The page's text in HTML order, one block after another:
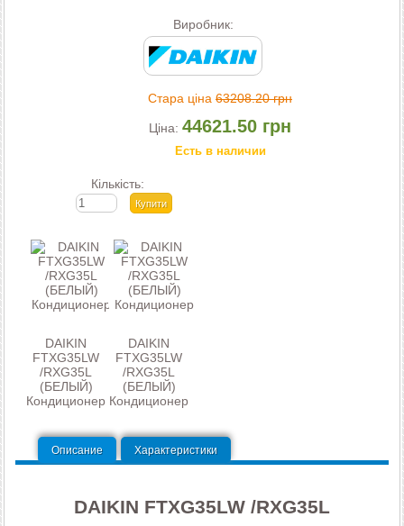
Виробник:
Стара ціна 63208.20 грн
Ціна: 44621.50 грн
Есть в наличии
Кількість:
DAIKIN
FTXG35LW
/RXG35L
(БЕЛЫЙ)
Кондиционер
DAIKIN
FTXG35LW
/RXG35L
(БЕЛЫЙ)
Кондиционер
Описание Характеристики
DAIKIN FTXG35LW /RXG35L